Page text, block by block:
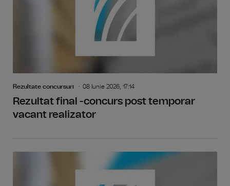
Rezultate concursuri 08 Iunie 2026, 17:14
Rezultat final -concurs post temporar
vacant realizator